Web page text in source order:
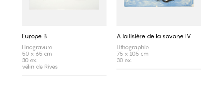
Europe B
Linogravure
50 x 65 cm
30 ex.
vélin de Rives
A la lisière de la savane IV
Lithographie
75 x 105 cm
30 ex.